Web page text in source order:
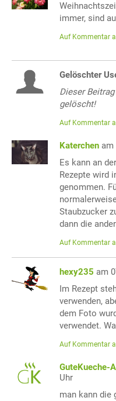
immer, sind
Auf Kommentar
Gelöschter
Dieser
gelöscht!
Auf Kommentar
Katerchen am
Es kann an
Rezepte wird
genommen.
Staubzucker
dann die
Auf Kommentar
hexy235 am
Im Rezept
verwenden,
dem Foto
verwendet.
Auf Kommentar
GuteKueche-
Uhr
man kann die